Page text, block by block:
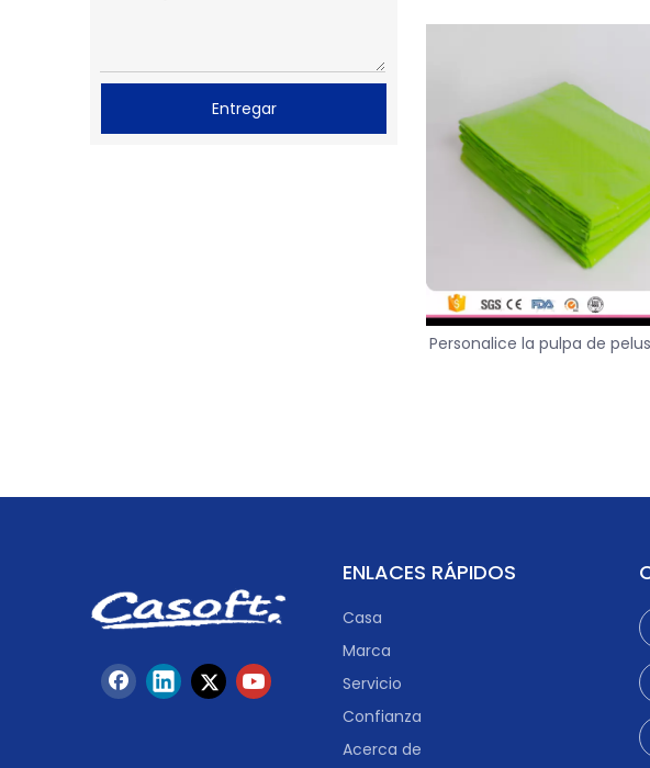
Entregar
Personalice la pulpa de
ENLACES RÁPIDOS
Casa
Marca
Servicio
Confianza
Acerca de